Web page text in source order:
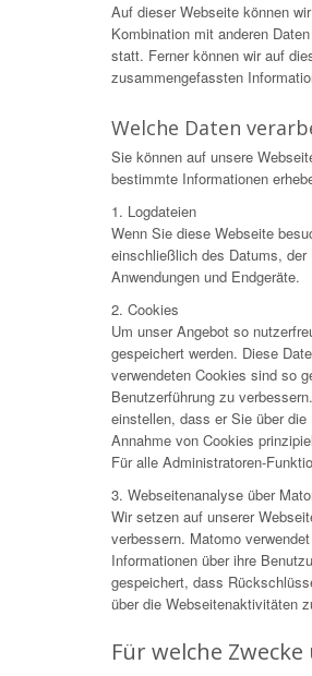
Auf dieser Webseite können
Kombination mit anderen
statt. Ferner können wir auf
zusammengefassten
Welche Daten
Sie können auf unsere
bestimmte Informationen
1. Logdateien
Wenn Sie diese Webseite
einschließlich des Datums,
Anwendungen und Endgeräte.
2. Cookies
Um unser Angebot so
gespeichert werden. Diese
verwendeten Cookies sind so
Benutzerführung zu
einstellen, dass er Sie über
Annahme von Cookies
Für alle Administratoren-
3. Webseitenanalyse über
Wir setzen auf unserer
verbessern. Matomo
Informationen über ihre
gespeichert, dass
über die Webseitenaktivitäten
Für welche